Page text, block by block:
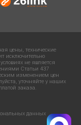
цены, технические
исключительно
не является
Статьи 437
изменением цен
уточняйте у наших
заказа.
данных